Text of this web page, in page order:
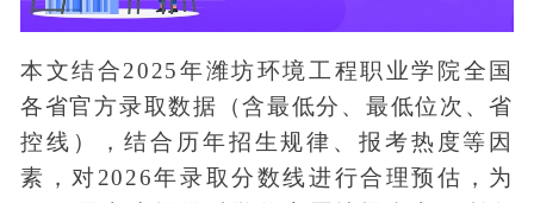
本文结合2025年潍坊环境工程职业学院全国
各省官方录取数据（含最低分、最低位次、省
控线），结合历年招生规律、报考热度等因
素，对2026年录取分数线进行合理预估，为